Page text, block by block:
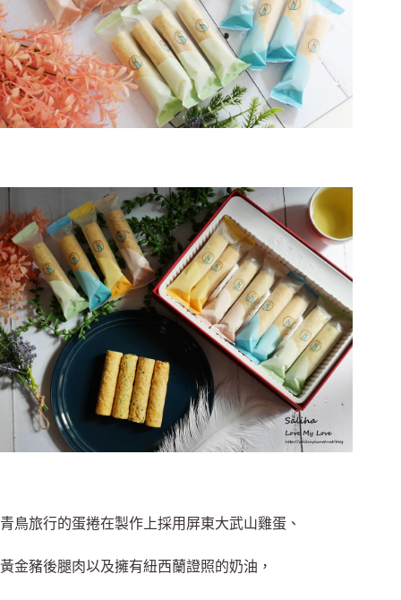
青鳥旅行的蛋捲在製作上採用屏東大武山雞蛋、
黃金豬後腿肉以及擁有紐西蘭證照的奶油，